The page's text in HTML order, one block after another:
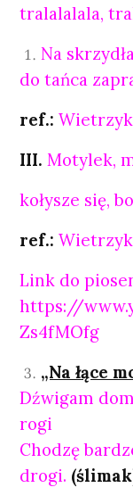
tralalalala,
Na
do tańca
ref.: Wietrzyk
III. Motylek,
kołysze się,
ref.: Wietrzyk
Link do
https://
Zs4fMOfg
„Na łące
Dźwigam
rogi
Chodzę
drogi.